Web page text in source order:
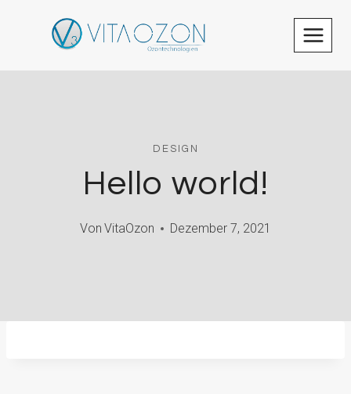
DESIGN
Hello world!
Von VitaOzon Dezember 7, 2021